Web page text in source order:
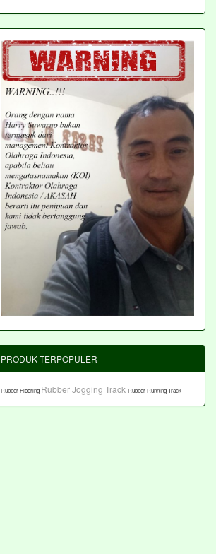
PRODUK TERPOPULER
Rubber Flooring Rubber Jogging Track Rubber Running Track